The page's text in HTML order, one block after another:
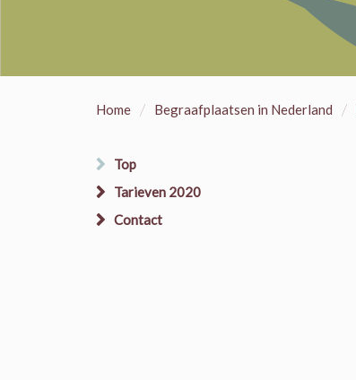
Home / Begraafplaatsen in Nederland /
Top
Tarieven 2020
Contact